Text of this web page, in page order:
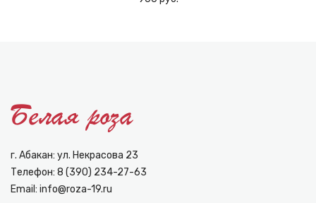
г. Абакан: ул. Некрасова 23
Телефон: 8 (390) 234-27-63
Email: info@roza-19.ru